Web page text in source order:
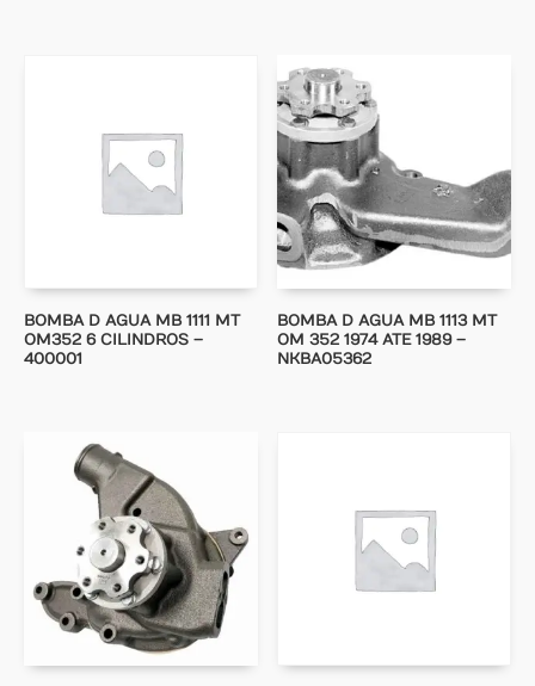
BOMBA D AGUA MB 1111 MT
OM352 6 CILINDROS –
400001
BOMBA D AGUA MB 1113 MT
OM 352 1974 ATE 1989 –
NKBA05362